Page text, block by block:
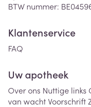
BTW nummer:
Klantenservice
FAQ
Uw apotheek
Over ons Nuttige links
van wachtVoorschrift